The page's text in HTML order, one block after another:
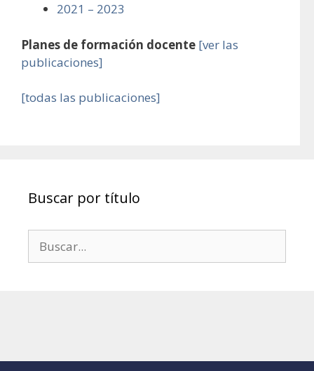
2021 – 2023
Planes de formación docente [ver las
publicaciones]
[todas las publicaciones]
Buscar por título